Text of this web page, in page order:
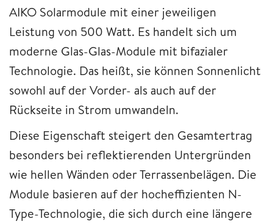
AIKO Solarmodule mit einer jeweiligen
Leistung von 500 Watt. Es handelt sich um
moderne Glas-Glas-Module mit bifazialer
Technologie. Das heißt, sie können Sonnenlicht
sowohl auf der Vorder- als auch auf der
Rückseite in Strom umwandeln.
Diese Eigenschaft steigert den Gesamtertrag
besonders bei reflektierenden Untergründen
wie hellen Wänden oder Terrassenbelägen. Die
Module basieren auf der hocheffizienten N-
Type-Technologie, die sich durch eine längere